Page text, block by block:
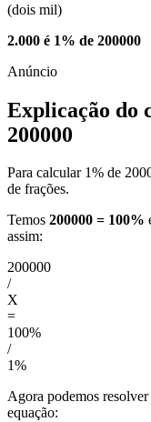
(dois mil)
2.000 é 1% de 200000
Explicação do
200000
Para calcular 1% de
de frações.
Temos 200000 = 100%
assim:
200000
/
X
=
100%
/
1%
Agora podemos
equação: